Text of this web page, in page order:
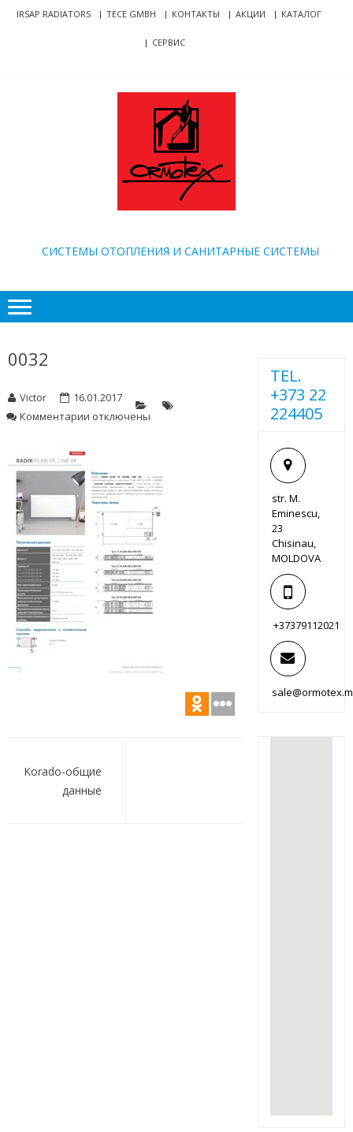
Skip
SkipIRSAP RADIATORS TECE GMBH КОНТАКТЫ АКЦИИ КАТАЛОГ
СЕРВИС
CИСТЕМЫ ОТОПЛЕНИЯ И САНИТАРНЫЕ СИСТЕМЫ
0032
Victor
16.01.2017
Комментарии котключены
по
записям
Korado-общие
данные
TEL.
+373 22
224405
str. M.
Eminescu,
23
Chisinau,
MOLDOVA
+37379112021